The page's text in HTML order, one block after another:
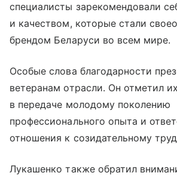
специалисты зарекомендовали
и качеством, которые стали
брендом Беларуси во всем мире.
Особые слова благодарности
ветеранам отрасли. Он отметил
в передаче молодому поколению
профессионального опыта и
отношения к созидательному
Лукашенко также обратил